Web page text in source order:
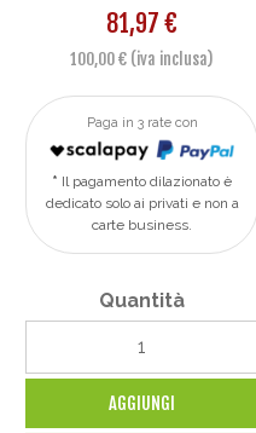
81,97 €
100,00 € (iva inclusa)
Paga in 3 rate con
Il pagamento dilazionato è
dedicato solo ai privati e non a
carte business.
Quantità
AGGIUNGI